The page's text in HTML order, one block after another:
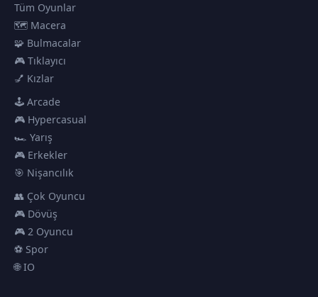
Tüm Oyunlar
🗺️ Macera
🧩 Bulmacalar
🎮 Tıklayıcı
💅 Kızlar
🕹️ Arcade
🎮 Hypercasual
🏎️ Yarış
🎮 Erkekler
🎯 Nişancılık
👥 Çok Oyuncu
🎮 Dövüş
🎮 2 Oyuncu
⚽ Spor
🌐 IO